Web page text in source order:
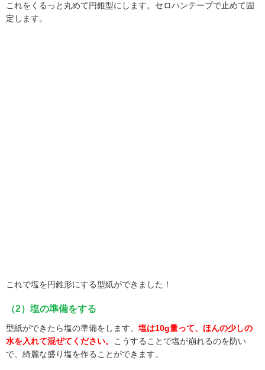
これをくるっと丸めて円錐型にします。セロハンテープで止めて固
定します。
これで塩を円錐形にする型紙ができました！
（2）塩の準備をする
型紙ができたら塩の準備をします。 塩は10g量って、ほんの少しの
水を入れて混ぜてください。
こうすることで塩が崩れるのを防い
で、綺麗な盛り塩を作ることができます。